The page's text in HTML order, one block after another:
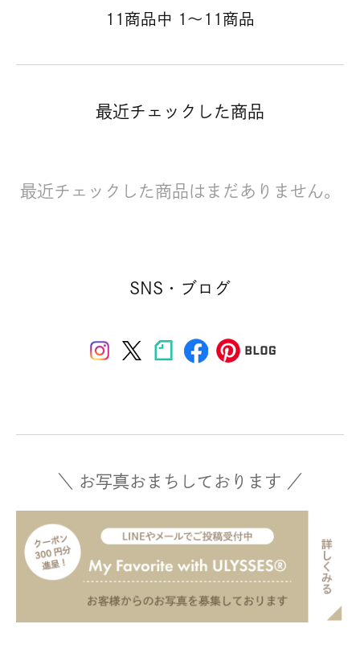
11商品中 1～11商品
最近チェックした商品
最近チェックした商品はまだありません。
SNS・ブログ
＼ お写真おまちしております ／